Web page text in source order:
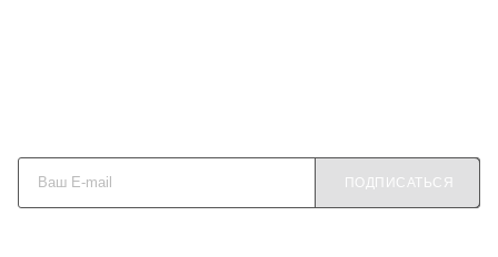
ПОДПИСАТЬСЯ